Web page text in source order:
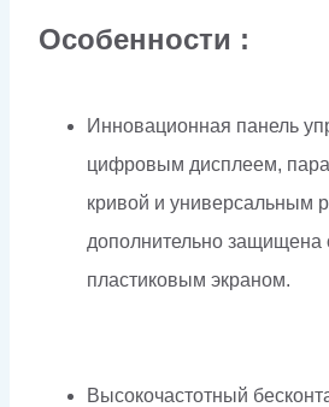
Особенности :
Инновационная панель
цифровым дисплеем,
кривой и универсальным
дополнительно защищена
пластиковым экраном.
Высокочастотный